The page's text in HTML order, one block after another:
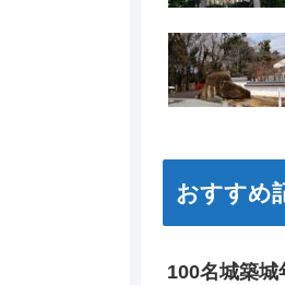
おすすめ
100名城築城